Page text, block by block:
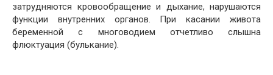
затрудняются кровообращение и дыхание, нарушаются
функции внутренних органов. При касании живота
беременной с многоводием отчетливо слышна
флюктуация (булькание).